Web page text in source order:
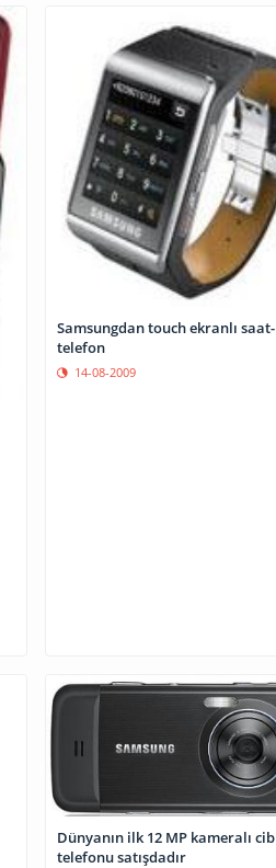
Samsungdan touch ekranlı saat-
telefon
14-08-2009
Dünyanın ilk 12 MP kameralı cib
telefonu satışdadır